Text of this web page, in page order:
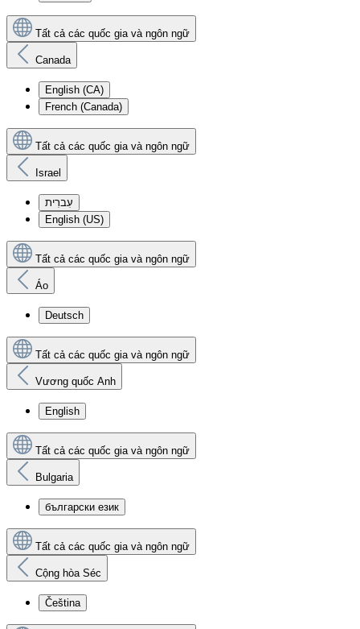
Tất cả các quốc gia và ngôn ngữ
Canada
English (CA)
French (Canada)
Tất cả các quốc gia và ngôn ngữ
Israel
עִברִית
English (US)
Tất cả các quốc gia và ngôn ngữ
Áo
Deutsch
Tất cả các quốc gia và ngôn ngữ
Vương quốc Anh
English
Tất cả các quốc gia và ngôn ngữ
Bulgaria
български език
Tất cả các quốc gia và ngôn ngữ
Cộng hòa Séc
Čeština